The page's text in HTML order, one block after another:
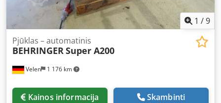
1 /9
Velen 1 176 km
Pjūklas – automatinis
BEHRINGER Super A200
Kainos informacija Skambinti